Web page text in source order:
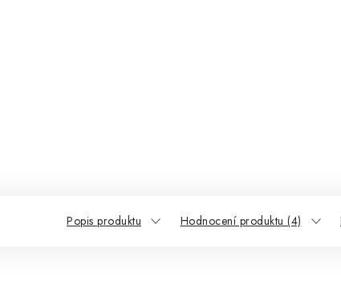
Popis produktu Hodnocení produktu (4)